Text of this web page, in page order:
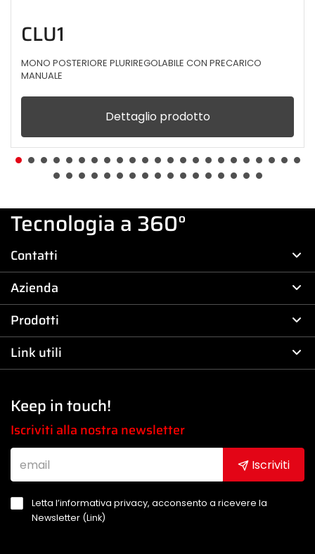
CLU1
MONO POSTERIORE PLURIREGOLABILE CON PRECARICO
MANUALE
Dettaglio prodotto
Tecnologia a 360°
Contatti
Azienda
Prodotti
Link utili
Keep in touch!
Iscriviti alla nostra newsletter
Iscriviti
Letta l’informativa privacy, acconsento a ricevere la
Newsletter (Link)